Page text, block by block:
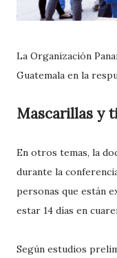
La Organización
Guatemala en la
Mascarillas y
En otros temas, la
durante la
personas que están
estar 14 días en
Según estudios